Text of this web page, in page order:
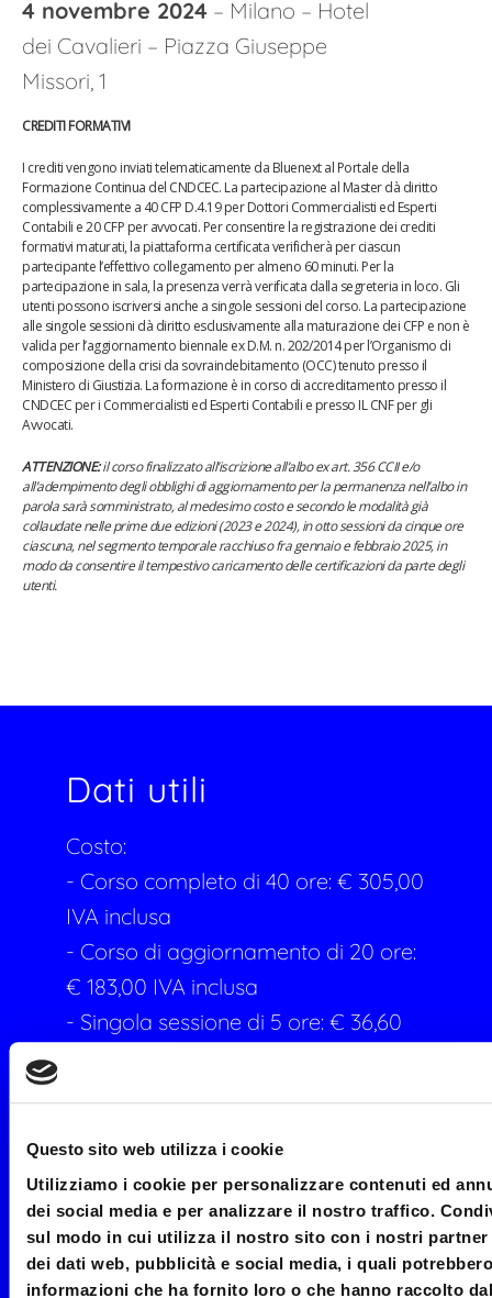
Questo sito web utilizza i cookie
Utilizziamo i cookie per personalizzare contenuti ed
dei social media e per analizzare il nostro traffico.
sul modo in cui utilizza il nostro sito con i nostri partner
dei dati web, pubblicità e social media, i quali
informazioni che ha fornito loro o che hanno raccolto
4 novembre 2024 – Milano – Hotel
dei Cavalieri – Piazza Giuseppe
Missori, 1
CREDITI FORMATIVI
I crediti vengono inviati telematicamente da Bluenext al Portale della
Formazione Continua del CNDCEC. La partecipazione al Master dà diritto
complessivamente a 40 CFP D.4.19 per Dottori Commercialisti ed Esperti
Contabili e 20 CFP per avvocati. Per consentire la registrazione dei crediti
formativi maturati, la piattaforma certificata verificherà per ciascun
partecipante l’effettivo collegamento per almeno 60 minuti. Per la
partecipazione in sala, la presenza verrà verificata dalla segreteria in loco. Gli
utenti possono iscriversi anche a singole sessioni del corso. La partecipazione
alle singole sessioni dà diritto esclusivamente alla maturazione dei CFP e non è
valida per l’aggiornamento biennale ex D.M. n. 202/2014 per l’Organismo di
composizione della crisi da sovraindebitamento (OCC) tenuto presso il
Ministero di Giustizia. La formazione è in corso di accreditamento presso il
CNDCEC per i Commercialisti ed Esperti Contabili e presso IL CNF per gli
Avvocati.
ATTENZIONE:il corso finalizzato all’iscrizione all’albo ex art. 356 CCII e/o
all’adempimento degli obblighi di aggiornamento per la permanenza nell’albo in
parola sarà somministrato, al medesimo costo e secondo le modalità già
collaudate nelle prime due edizioni (2023 e 2024), in otto sessioni da cinque ore
ciascuna, nel segmento temporale racchiuso fra gennaio e febbraio 2025, in
modo da consentire il tempestivo caricamento delle certificazioni da parte degli
utenti.
Dati utili
Costo:
- Corso completo di 40 ore: € 305,00
IVA inclusa
- Corso di aggiornamento di 20 ore:
€ 183,00 IVA inclusa
- Singola sessione di 5 ore: € 36,60
inclusa
Tipologia : Master di Formazione,
Novità